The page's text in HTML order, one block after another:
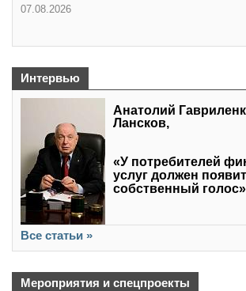
07.08.2026
Интервью
Анатолий
Лансков,
«У потребителей
услуг должен
собственный голос»
Все статьи »
Мероприятия и спецпроекты